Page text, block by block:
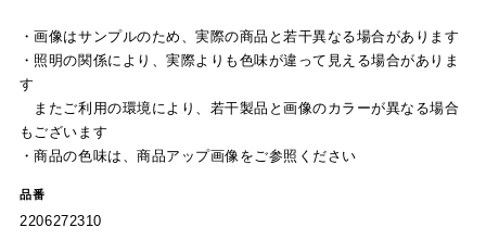
・画像はサンプルのため、実際の商品と若干異なる場合があります
・照明の関係により、実際よりも色味が違って見える場合がありま
す
またご利用の環境により、若干製品と画像のカラーが異なる場合
もございます
・商品の色味は、商品アップ画像をご参照ください
品番
2206272310